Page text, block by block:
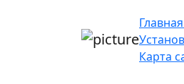
Главная
Карта